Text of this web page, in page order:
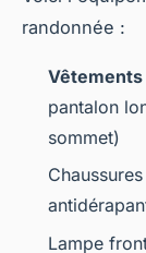
randonnée :
Vêtements
pantalon
sommet)
Lampe